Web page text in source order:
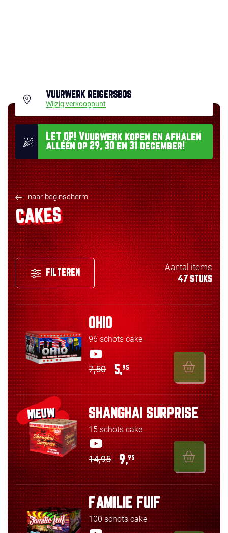
VUURWERK REIGERSBOS
Wijzig verkooppunt
LET OP! Vuurwerk kopen en afhalen
alléén op 29, 30 en 31 december!
naar beginscherm
CAKES
FILTEREN
Aantal items
47 STUKS
OHIO
96 schots cake
7,50 5,95
NIEUW SHANGHAI SURPRISE
15 schots cake
14,95 9,95
FAMILIE FUIF
100 schots cake